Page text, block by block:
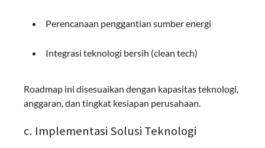
Perencanaan penggantian sumber energi
Integrasi teknologi bersih (clean tech)
Roadmap ini disesuaikan dengan kapasitas teknologi,
anggaran, dan tingkat kesiapan perusahaan.
c. Implementasi Solusi Teknologi